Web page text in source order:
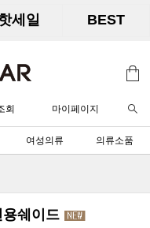
세일 BEST
회 마이페이지
여성의류 의류소품
쉐이드